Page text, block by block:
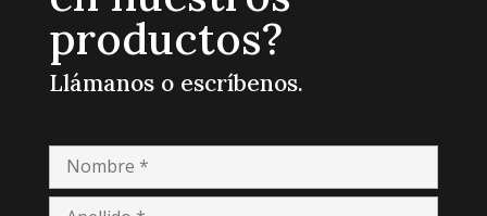
productos?
Llámanos o escríbenos.